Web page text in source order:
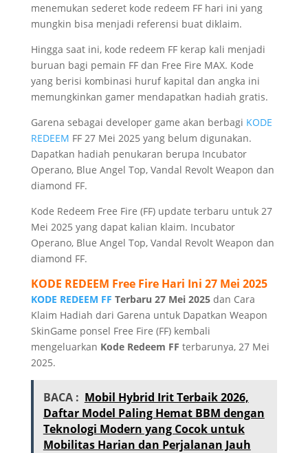
menemukan sederet kode redeem FF hari ini yang
mungkin bisa menjadi referensi buat diklaim.
Hingga saat ini, kode redeem FF kerap kali menjadi
buruan bagi pemain FF dan Free Fire MAX. Kode
yang berisi kombinasi huruf kapital dan angka ini
memungkinkan gamer mendapatkan hadiah gratis.
Garena sebagai developer game akan berbagi KODE
REDEEM FF 27 Mei 2025 yang belum digunakan.
Dapatkan hadiah penukaran berupa Incubator
Operano, Blue Angel Top, Vandal Revolt Weapon dan
diamond FF.
Kode Redeem Free Fire (FF) update terbaru untuk 27
Mei 2025 yang dapat kalian klaim. Incubator
Operano, Blue Angel Top, Vandal Revolt Weapon dan
diamond FF.
KODE REDEEM Free FireHari Ini 27 Mei 2025
KODE REDEEM FF Terbaru 27 Mei 2025dan Cara
Klaim Hadiah dari Garena untuk Dapatkan Weapon
SkinGame ponsel Free Fire (FF) kembali
mengeluarkan Kode Redeem FF terbarunya, 27 Mei
2025.
BACA : Mobil Hybrid Irit Terbaik 2026,
Daftar Model Paling Hemat BBM dengan
Teknologi Modern yang Cocok untuk
Mobilitas Harian dan Perjalanan Jauh